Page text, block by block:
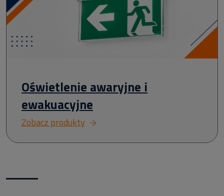
Oświetlenie awaryjne i
ewakuacyjne
Zobacz produkty